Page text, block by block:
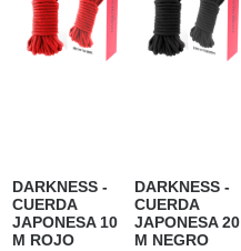
DARKNESS -
CUERDA
JAPONESA 10
M ROJO
DARKNESS -
CUERDA
JAPONESA 20
M NEGRO